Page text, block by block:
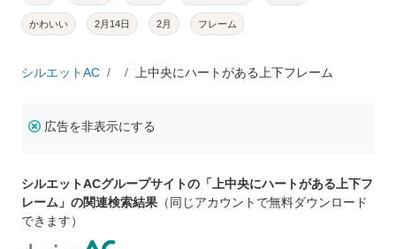
かわいい 2月14日 2月 フレーム
シルエットAC 上中央にハートがある上下フレーム
広告を非表示にする
シルエットACグループサイトの「上中央にハートがある上下フ
レーム」の関連検索結果 （同じアカウントで無料ダウンロード
できます）